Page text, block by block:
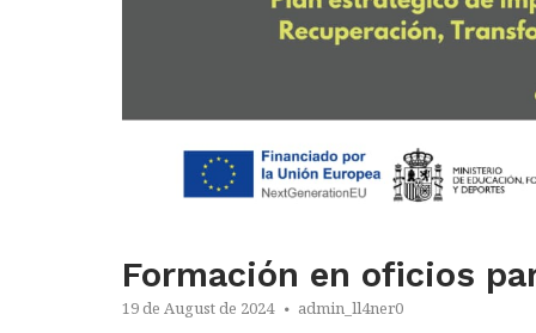
Formación en oficios
19 de August de 2024 admin_ll4ner0